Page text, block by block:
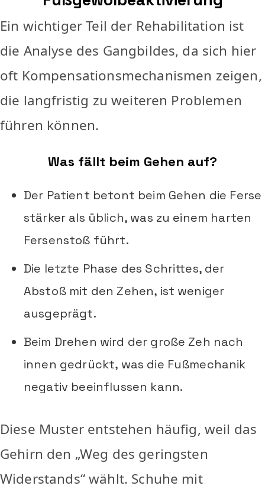
Ein wichtiger Teil der Rehabilitation ist
die Analyse des Gangbildes, da sich hier
oft Kompensationsmechanismen zeigen,
die langfristig zu weiteren Problemen
führen können.
Was fällt beim Gehen auf?
Der Patient betont beim Gehen die Ferse
stärker als üblich, was zu einem harten
Fersenstoß führt.
Die letzte Phase des Schrittes, der
Abstoß mit den Zehen, ist weniger
ausgeprägt.
Beim Drehen wird der große Zeh nach
innen gedrückt, was die Fußmechanik
negativ beeinflussen kann.
Diese Muster entstehen häufig, weil das
Gehirn den „Weg des geringsten
Widerstands“ wählt. Schuhe mit